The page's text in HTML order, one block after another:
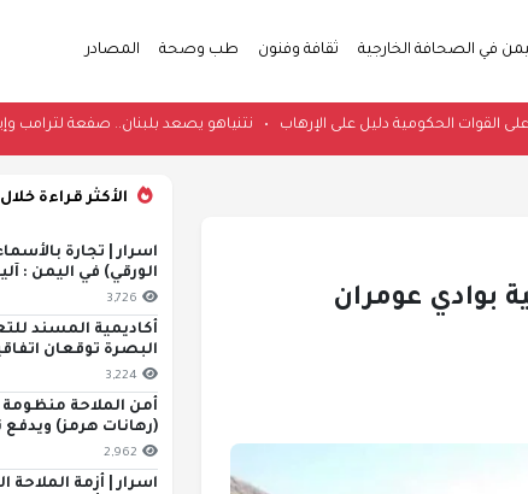
في الصحافة الخارجية ثقافة وفنون طب وصحة المصادر
الحوثيين على القوات الحكومية دليل على الإرهاب•نتنياهو يصعد بلبنان..
بوادي عومران
الأكثر قراءة خلال 24 ساعة
اسرار | تجارة
الورقي) في اليمن :
3,726
أكاديمية المسند
البصرة توقعان
3,224
أمن الملاحة منظومة
(رهانات هرمز) ويدفع
2,962
اسرار | أزمة الملاحة